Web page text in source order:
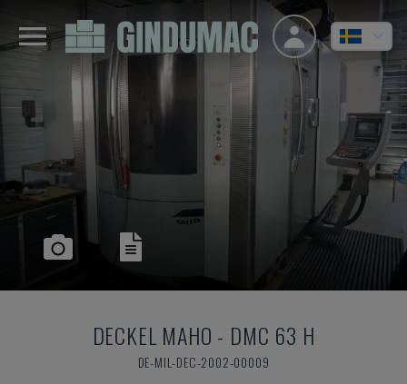
DECKEL MAHO - DMC 63 H
DE-MIL-DEC-2002-00009